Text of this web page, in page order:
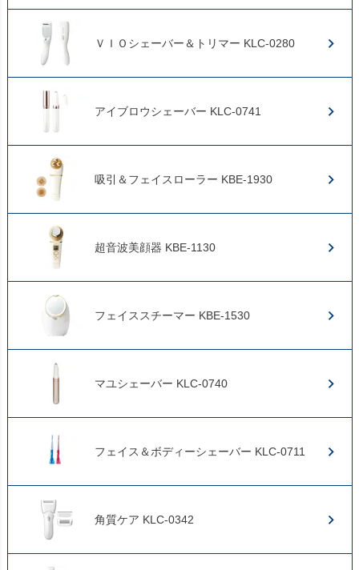
ＶＩＯシェーバー＆トリマー KLC-0280
アイブロウシェーバー KLC-0741
吸引＆フェイスローラー KBE-1930
超音波美顔器 KBE-1130
フェイススチーマー KBE-1530
マユシェーバー KLC-0740
フェイス＆ボディーシェーバー KLC-0711
角質ケア KLC-0342